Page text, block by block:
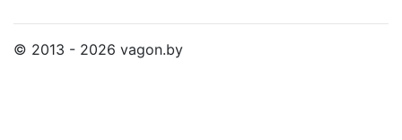
© 2013 - 2026 vagon.by